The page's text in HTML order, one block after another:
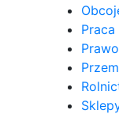
Praca
Prawo